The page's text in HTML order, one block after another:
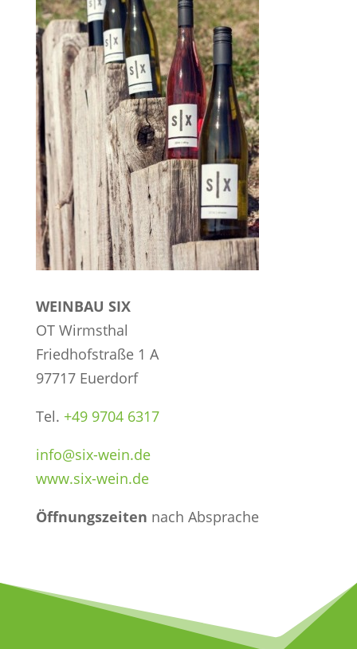
WEINBAU SIX
OT Wirmsthal
Friedhofstraße 1 A
97717 Euerdorf
Tel. +49 9704 6317
info@six-wein.de
www.six-wein.de
Öffnungszeiten nach Absprache